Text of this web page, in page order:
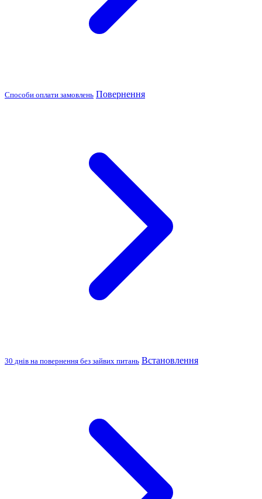
Способи оплати замовлень Повернення
30 днів на повернення без зайвих питань Встановлення